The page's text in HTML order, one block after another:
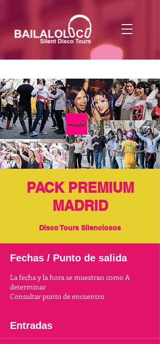
PACK PREMIUM
MADRID
Disco Tours Silenciosos
Fechas / Punto de salida
La fecha y la hora se muestran como A
determinar
Consultar punto de encuentro
Entradas